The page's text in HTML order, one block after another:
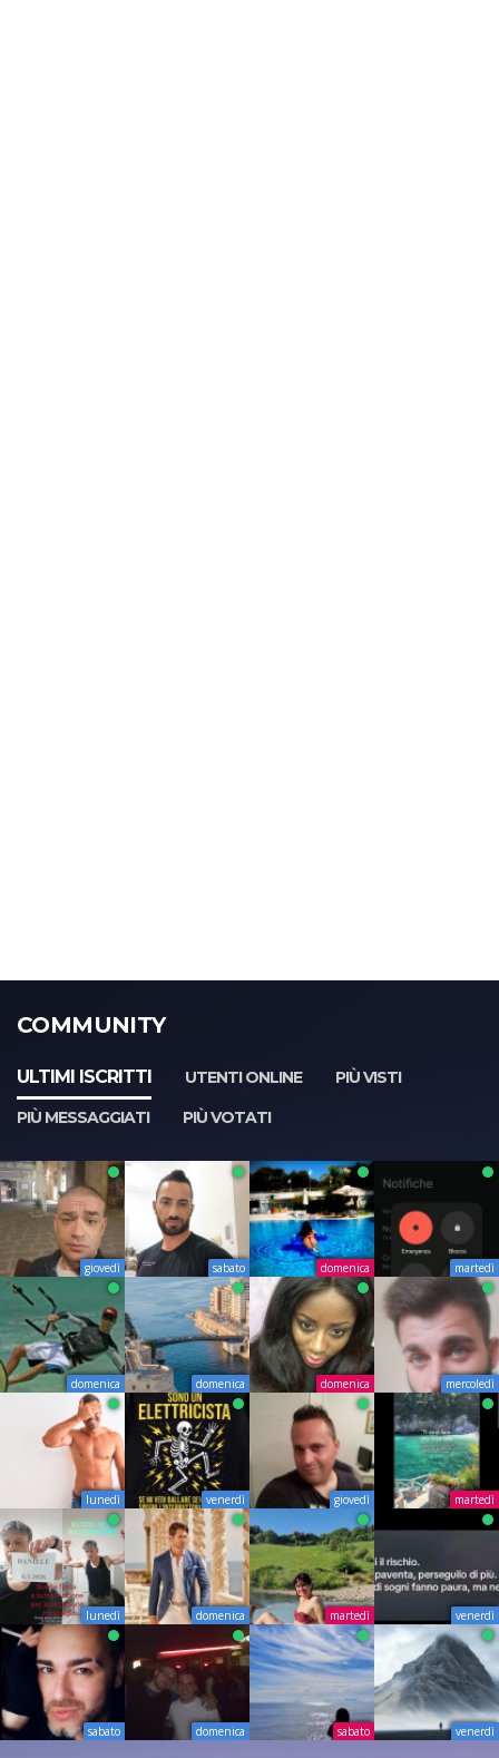
COMMUNITY
ULTIMI ISCRITTI UTENTI ONLINE
PIÙ VISTI
PIÙ MESSAGGIATI
PIÙ VOTATI
giovedì sabato domenica martedì
domenica domenica domenica mercoledì
lunedì venerdì giovedì martedì
lunedì domenica martedì venerdì
sabato domenica sabato venerdì